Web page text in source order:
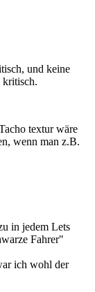
und keine
kritisch.
textur wäre
wenn man z.B.
in jedem Lets
Fahrer"
ich wohl der